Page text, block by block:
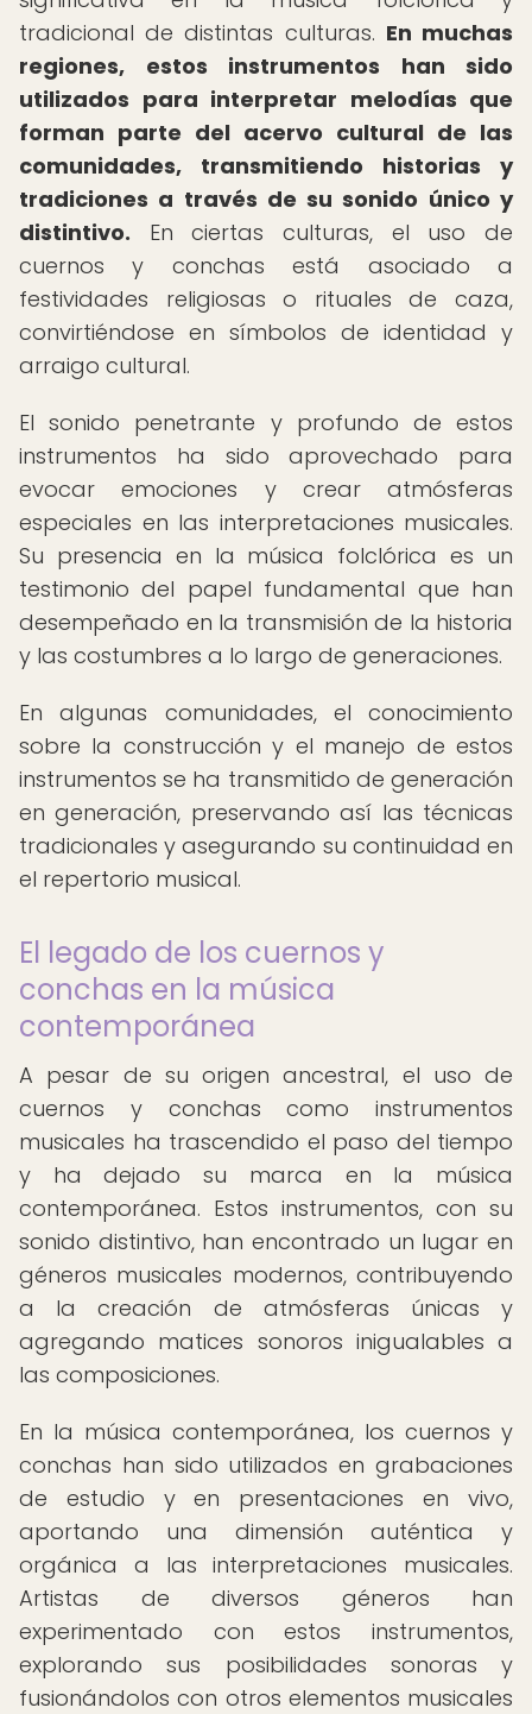
tradicional de distintas culturas. En muchas
regiones, estos instrumentos han sido
utilizados para interpretar melodías que
forman parte del acervo cultural de las
comunidades, transmitiendo historias y
tradiciones a través de su sonido único y
distintivo. En ciertas culturas, el uso de
cuernos y conchas está asociado a
festividades religiosas o rituales de caza,
convirtiéndose en símbolos de identidad y
arraigo cultural.
El sonido penetrante y profundo de estos
instrumentos ha sido aprovechado para
evocar emociones y crear atmósferas
especiales en las interpretaciones musicales.
Su presencia en la música folclórica es un
testimonio del papel fundamental que han
desempeñado en la transmisión de la historia
y las costumbres a lo largo de generaciones.
En algunas comunidades, el conocimiento
sobre la construcción y el manejo de estos
instrumentos se ha transmitido de generación
en generación, preservando así las técnicas
tradicionales y asegurando su continuidad en
el repertorio musical.
El legado de los cuernos y
conchas en la música
contemporánea
A pesar de su origen ancestral, el uso de
cuernos y conchas como instrumentos
musicales ha trascendido el paso del tiempo
y ha dejado su marca en la música
contemporánea. Estos instrumentos, con su
sonido distintivo, han encontrado un lugar en
géneros musicales modernos, contribuyendo
a la creación de atmósferas únicas y
agregando matices sonoros inigualables a
las composiciones.
En la música contemporánea, los cuernos y
conchas han sido utilizados en grabaciones
de estudio y en presentaciones en vivo,
aportando una dimensión auténtica y
orgánica a las interpretaciones musicales.
Artistas de diversos géneros han
experimentado con estos instrumentos,
explorando sus posibilidades sonoras y
fusionándolos con otros elementos musicales